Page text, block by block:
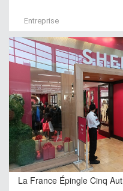
Entreprise
La France Épingle Cinq